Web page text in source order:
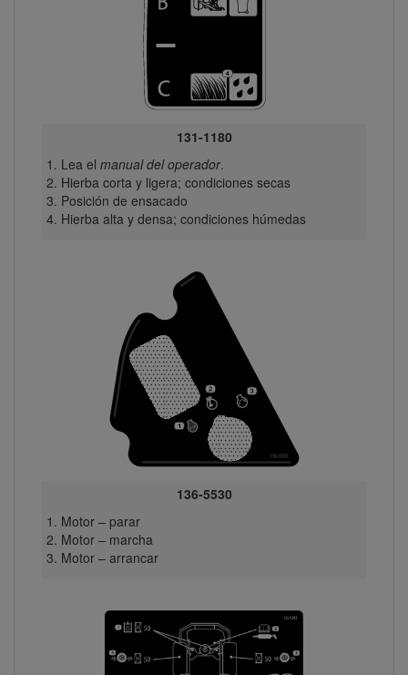
131-1180
Lea el manual del operador.
Hierba corta y ligera; condiciones secas
Posición de ensacado
Hierba alta y densa; condiciones húmedas
136-5530
Motor – parar
Motor – marcha
Motor – arrancar